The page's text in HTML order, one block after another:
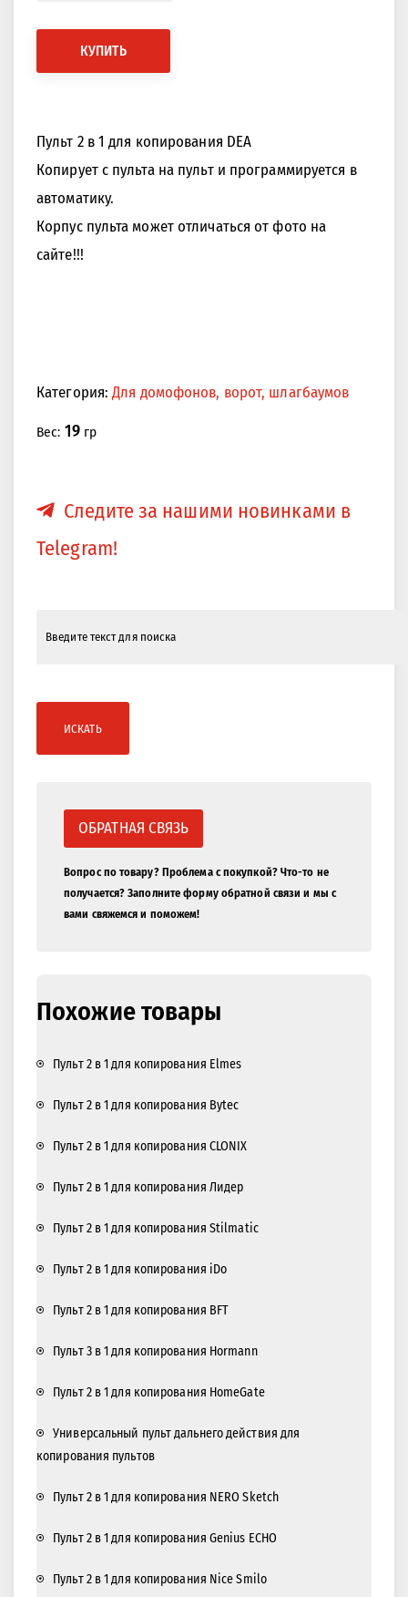
КУПИТЬ
Пульт 2 в 1 для копирования DEA
Копирует с пульта на пульт и программируется в
автоматику.
Корпус пульта может отличаться от фото на
сайте!!!
Категория:Для домофонов, ворот, шлагбаумов
Вес: 19гр
Следите за нашими новинками в
Telegram!
ИСКАТЬ
ОБРАТНАЯ СВЯЗЬ
Вопрос по товару? Проблема с покупкой? Что-то не
получается? Заполните форму обратной связи и мы с
вами свяжемся и поможем!
Похожие товары
Пульт 2 в 1 для копирования Elmes
Пульт 2 в 1 для копирования Bytec
Пульт 2 в 1 для копирования CLONIX
Пульт 2 в 1 для копирования Лидер
Пульт 2 в 1 для копирования Stilmatic
Пульт 2 в 1 для копирования iDo
Пульт 2 в 1 для копирования BFT
Пульт 3 в 1 для копирования Hormann
Пульт 2 в 1 для копирования HomeGate
Универсальный пульт дальнего действия для
копирования пультов
Пульт 2 в 1 для копирования NERO Sketch
Пульт 2 в 1 для копирования Genius ECHO
Пульт 2 в 1 для копирования Nice Smilo